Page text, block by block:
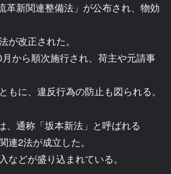
革新関連整備法」が公布され、物効
が改正された。
から順次施行され、荷主や元請事
もに、違反行為の防止も図られる。
、通称「坂本新法」と呼ばれる
連2法が成立した。
などが盛り込まれている。